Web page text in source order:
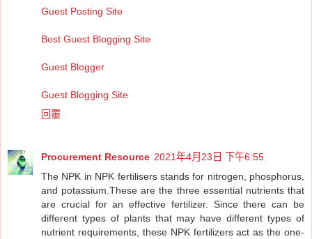
Guest Posting Site
Best Guest Blogging Site
Guest Blogger
Guest Blogging Site
回覆
Procurement Resource 2021年4月23日 下午6:55
The NPK in NPK fertilisers stands for nitrogen, phosphorus,
and potassium.These are the three essential nutrients that
are crucial for an effective fertilizer. Since there can be
different types of plants that may have different types of
nutrient requirements, these NPK fertilizers act as the one-